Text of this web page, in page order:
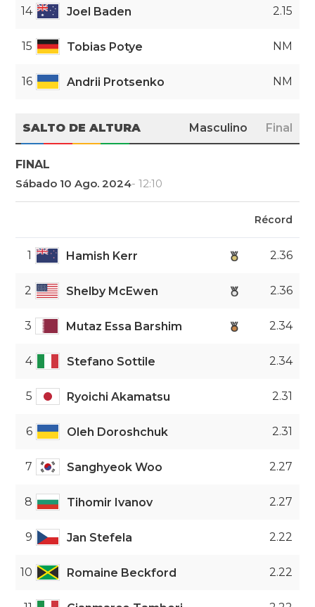
14 Joel Baden 2.15
15 Tobias Potye NM
16 Andrii Protsenko NM
SALTO DE ALTURA Masculino Final
FINAL
Sábado 10 Ago. 2024- 12:10
Récord
1 Hamish Kerr 2.36
2 Shelby McEwen 2.36
3 Mutaz Essa Barshim 2.34
4 Stefano Sottile 2.34
5 Ryoichi Akamatsu 2.31
6 Oleh Doroshchuk 2.31
7 Sanghyeok Woo 2.27
8 Tihomir Ivanov 2.27
9 Jan Stefela 2.22
10 Romaine Beckford 2.22